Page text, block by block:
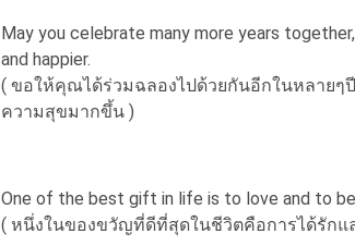
May you celebrate many more years
and happier.
( ขอให้คุณได้ร่วมฉลองไปด้วยกันอีกในหลายๆ
ความสุขมากขึ้น )
One of the best gift in life is to love and to
( หนึ่งในของขวัญที่ดีที่สุดในชีวิตคือการได้รักแ